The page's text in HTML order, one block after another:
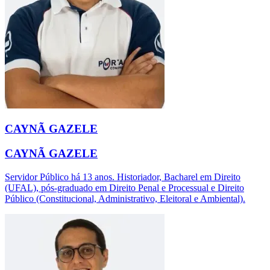
CAYNÃ GAZELE
CAYNÃ GAZELE
Servidor Público há 13 anos. Historiador, Bacharel em Direito
(UFAL), pós-graduado em Direito Penal e Processual e Direito
Público (Constitucional, Administrativo, Eleitoral e Ambiental).